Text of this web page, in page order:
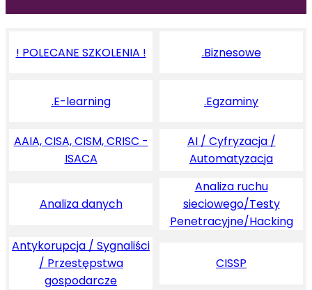
! POLECANE SZKOLENIA ! .Biznesowe
.E-learning .Egzaminy
AAIA, CISA, CISM, CRISC -
ISACA
AI / Cyfryzacja /
Automatyzacja
Analiza danych
Analiza ruchu
sieciowego/Testy
Penetracyjne/Hacking
Antykorupcja / Sygnaliści
/ Przestępstwa
gospodarcze
CISSP